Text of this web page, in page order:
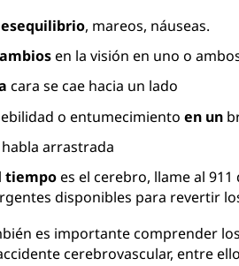
, mareos, náuseas.
en la visión en uno o
cara se cae hacia un lado
o entumecimientoen un
habla arrastrada
tiempoes el cerebro, llame al
disponibles para revertir
es importante comprender
cerebrovascular, entre